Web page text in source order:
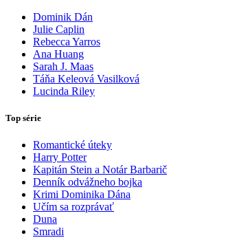
Dominik Dán
Julie Caplin
Rebecca Yarros
Ana Huang
Sarah J. Maas
Táňa Keleová Vasilková
Lucinda Riley
Top série
Romantické úteky
Harry Potter
Kapitán Stein a Notár Barbarič
Denník odvážneho bojka
Krimi Dominika Dána
Učím sa rozprávať
Duna
Smradi